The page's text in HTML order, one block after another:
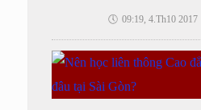
🕔 09:19, 4.Th10 2017